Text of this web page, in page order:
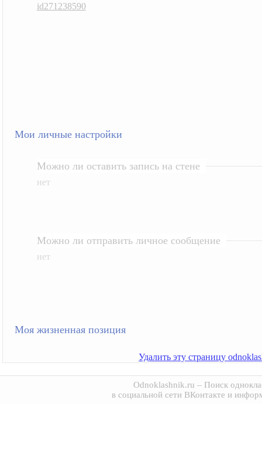
id271238590
Мои личные настройки
Можно ли оставить запись на стене
нет
Можно ли отправить личное сообщение
нет
Моя жизненная позиция
Удалить эту страницу
Odnoklashnik.ru – Поиск
в социальной сети ВКонтакте и